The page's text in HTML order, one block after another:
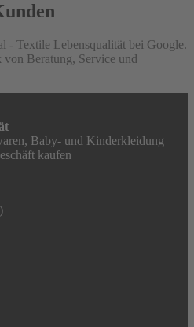
- Textile Lebensqualität bei Google.
von Beratung, Service und
Baby- und Kinderkleidung
kaufen